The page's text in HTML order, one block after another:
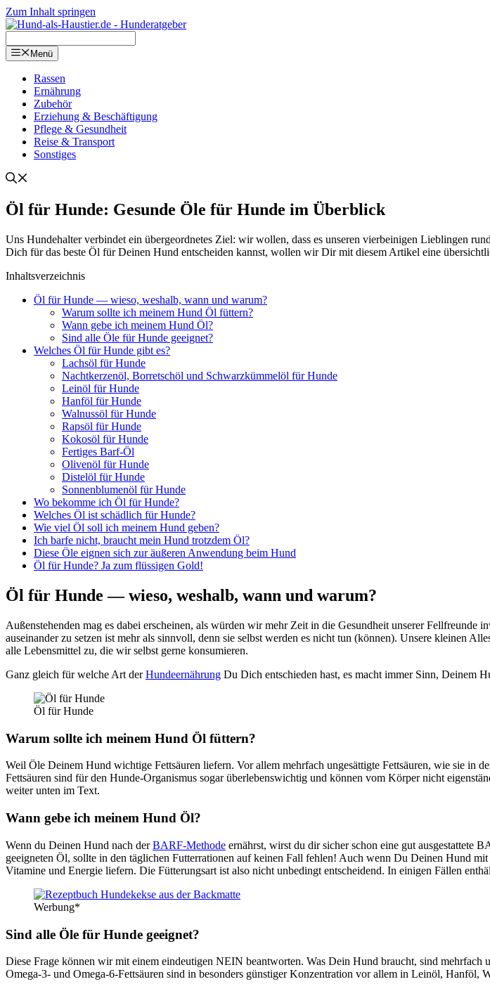
Zum Inhalt springen
Menü
Ras­sen
Ernäh­rung
Zube­hör
Erzie­hung & Beschäf­ti­gung
Pfle­ge & Gesund­heit
Rei­se & Trans­port
Sons­ti­ges
Öl für Hun­de: Gesun­de Öle für Hun­de im Über­blick
Uns Hun­de­hal­ter ver­bin­det ein über­ge­ord­ne­tes Ziel: wir wol­len, dass es unse­ren vier­bei­ni­gen Lieb­lin­gen
Dich für das bes­te Öl für Dei­nen Hund ent­schei­den kannst, wol­len wir Dir mit die­sem Arti­kel eine
Inhalts­ver­zeich­nis
Öl für Hun­de — wie­so, wes­halb, wann und war­um?
War­um soll­te ich mei­nem Hund Öl füt­tern?
Wann gebe ich mei­nem Hund Öl?
Sind alle Öle für Hun­de geeig­net?
Wel­ches Öl für Hun­de gibt es?
Lachs­öl für Hun­de
Nacht­ker­zen­öl, Bor­retsch­öl und Schwarz­küm­mel­öl für Hun­de
Lein­öl für Hun­de
Hanf­öl für Hun­de
Wal­nuss­öl für Hun­de
Raps­öl für Hun­de
Kokos­öl für Hun­de
Fer­ti­ges Barf-Öl
Oli­ven­öl für Hun­de
Dis­tel­öl für Hun­de
Son­nen­blu­men­öl für Hun­de
Wo bekom­me ich Öl für Hun­de?
Wel­ches Öl ist schäd­lich für Hun­de?
Wie viel Öl soll ich mei­nem Hund geben?
Ich bar­fe nicht, braucht mein Hund trotz­dem Öl?
Die­se Öle eig­nen sich zur äuße­ren Anwen­dung beim Hund
Öl für Hun­de? Ja zum flüs­si­gen Gold!
Öl für Hun­de — wie­so, wes­halb, wann und war­um?
Außen­ste­hen­den mag es dabei erschei­nen, als wür­den wir mehr Zeit in die Gesund­heit unse­rer Fell­freun­de
aus­ein­an­der zu set­zen ist mehr als sinn­voll, denn sie selbst wer­den es nicht tun (kön­nen). Unse­re klei­nen
alle Lebens­mit­tel zu, die wir selbst ger­ne kon­su­mie­ren.
Ganz gleich für wel­che Art derHun­de­er­näh­rung Du Dich ent­schie­den hast, es macht immer Sinn, Dei­nem
Öl für Hun­de
War­um soll­te ich mei­nem Hund Öl füt­tern?
Weil Öle Dei­nem Hund wich­ti­ge Fett­säu­ren lie­fern. Vor allem mehr­fach unge­sät­tig­te Fett­säu­ren, wie sie in
Fett­säu­ren sind für den Hun­de-Orga­nis­mus sogar über­le­bens­wich­tig und kön­nen vom Kör­per nicht
wei­ter unten im Text.
Wann gebe ich mei­nem Hund Öl?
Wenn du Dei­nen Hund nach derBARF-Metho­de ernährst, wirst du dir sicher schon eine gut aus­ge­stat­te­te
geeig­ne­ten Öl, soll­te in den täg­li­chen Fut­ter­ra­tio­nen auf kei­nen Fall feh­len! Auch wenn Du Dei­nen Hund
Vit­ami­ne und Ener­gie lie­fern. Die Füt­te­rungs­art ist also nicht unbe­dingt ent­schei­dend. In eini­gen Fäl­len
Wer­bung*
Sind alle Öle für Hun­de geeig­net?
Die­se Fra­ge kön­nen wir mit einem ein­deu­ti­gen NEIN beant­wor­ten. Was Dein Hund braucht, sind mehr­fach
Ome­ga-3- und Ome­ga-6-Fett­säu­ren sind in beson­ders güns­ti­ger Kon­zen­tra­ti­on vor allem in Lein­öl, Hanf­öl,